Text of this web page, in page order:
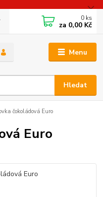
Menu
Hledat
0 ks
za 0,00 Kč
čokoládová Euro
Euro